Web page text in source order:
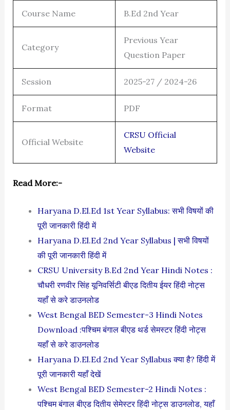
Course Name B.Ed 2nd Year
Category
Previous Year
Question Paper
Session 2025-27 / 2024-26
Format PDF
Official Website
CRSU Official
Website
Read More:-
Haryana D.El.Ed 1st Year Syllabus: सभी विषयों की
पूरी जानकारी हिंदी में
Haryana D.El.Ed 2nd Year Syllabus | सभी विषयों
की पूरी जानकारी हिंदी में
CRSU University B.Ed 2nd Year Hindi Notes :
चौधरी रणवीर सिंह यूनिवर्सिटी बीएड दितीय ईयर हिंदी नोट्स
यहाँ से करे डाउनलोड
West Bengal BED Semester-3 Hindi Notes
Download :पश्चिम बंगाल बीएड थर्ड सेमस्टर हिंदी नोट्स
यहाँ से करे डाउनलोड
Haryana D.El.Ed 2nd Year Syllabus क्या है? हिंदी में
पूरी जानकारी यहाँ देखें
West Bengal BED Semester-2 Hindi Notes :
पश्चिम बंगाल बीएड दितीय सेमेस्टर हिंदी नोट्स डाउनलोड, यहाँ